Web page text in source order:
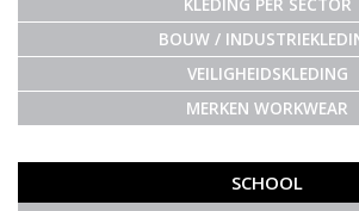
KLEDING PER SECTOR
BOUW /
VEILIGHEIDSKLEDING
MERKEN WORKWEAR
SCHOOL